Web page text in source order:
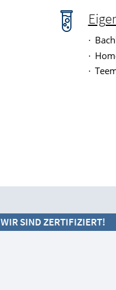
WIR SIND ZERTIFIZIERT!